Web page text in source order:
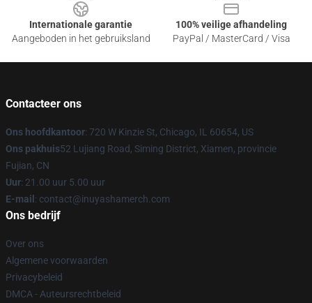
Internationale garantie
Aangeboden in het gebruiksland
100% veilige afhandeling
PayPal / MasterCard / Visa
Contacteer ons
Ons hoofdkantoor: 720 W Kinzie St, Chicago, IL 60654, US
Ons pakhuis52 Lujiang Road, Siming District, Xiamen, provincie
Fujian, CN
Uur: 21.00 uur 5.00 uur
E-mail : contact@inuyashamerch.com
Ons bedrijf
Over ons
Algemene voorwaarden
Privacybeleid
DMCA - Auteursrechtbeleid